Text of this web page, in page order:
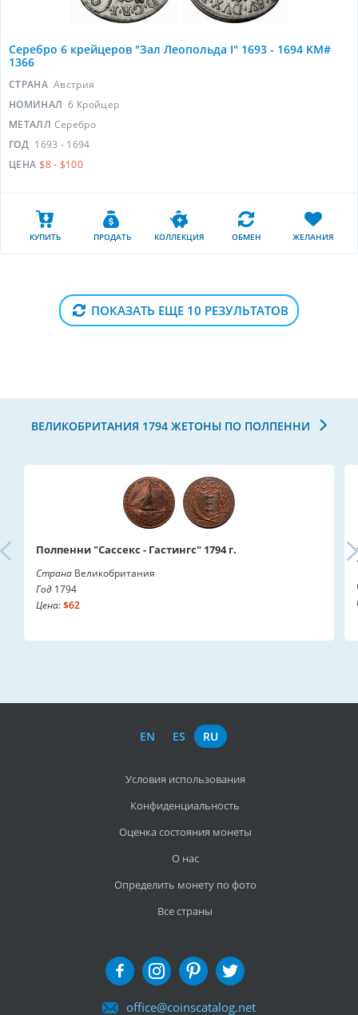
Серебро 6 крейцеров "Зал Леопольда I" 1693 - 1694 KM#
1366
СТРАНА Австрия
НОМИНАЛ 6 Кройцер
МЕТАЛЛ Серебро
ГОД 1693 - 1694
ЦЕНА $8 - $100
КУПИТЬ ПРОДАТЬ КОЛЛЕКЦИЯ ОБМЕН ЖЕЛАНИЯ
ПОКАЗАТЬ ЕЩЕ 10 РЕЗУЛЬТАТОВ
ВЕЛИКОБРИТАНИЯ 1794 ЖЕТОНЫ ПО ПОЛПЕННИ
Полпенни "Сассекс - Гастингс" 1794 г.
Страна Великобритания
Год 1794
Цена:$62
EN ES RU
Условия использования
Конфиденциальность
Оценка состояния монеты
О нас
Определить монету по фото
Все страны
office@coinscatalog.net